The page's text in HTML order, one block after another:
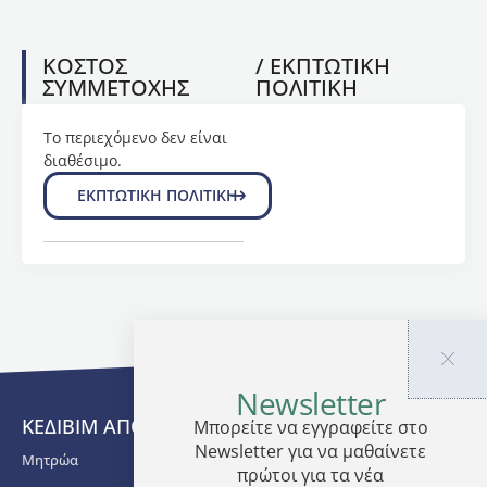
Greece.
The
Professor
Laboratory
of
Anatomy,
Histology
and
ΚΟΣΤΟΣ
ΣΥΜΜΕΤΟΧΗΣ
/ ΕΚΠΤΩΤΙΚΗ
ΠΟΛΙΤΙΚΗ
Το περιεχόμενο δεν είναι
διαθέσιμο.
ΕΚΠΤΩΤΙΚΗ ΠΟΛΙΤΙΚΗ
ΚΕΔΙΒΙΜ ΑΠΘ
Μητρώα
Newsletter
Μπορείτε να εγγραφείτε στο
Newsletter για να μαθαίνετε
πρώτοι για τα νέα